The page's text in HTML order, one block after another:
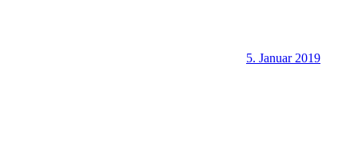
5. Januar 2019